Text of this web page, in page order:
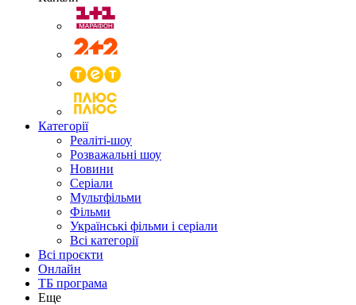
Категорії
Реаліті-шоу
Розважальні шоу
Новини
Серіали
Мультфільми
Фільми
Українські фільми і серіали
Всі категорії
Всі проєкти
Онлайн
ТБ програма
Еще